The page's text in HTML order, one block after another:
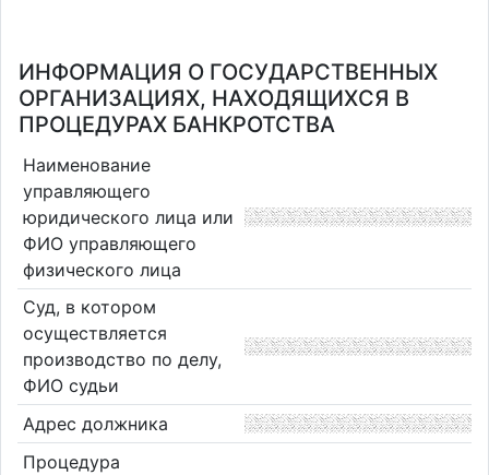
ИНФОРМАЦИЯ О ГОСУДАРСТВЕННЫХ
ОРГАНИЗАЦИЯХ, НАХОДЯЩИХСЯ В
ПРОЦЕДУРАХ БАНКРОТСТВА
Наименование
управляющего
юридического лица или
ФИО управляющего
физического лица
Суд, в котором
осуществляется
производство по делу,
ФИО судьи
Адрес должника
Процедура